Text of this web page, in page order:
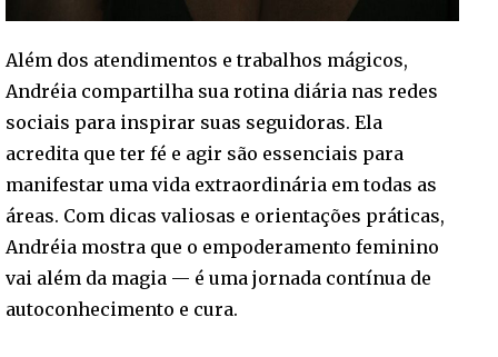
Além dos atendimentos e trabalhos mágicos,
Andréia compartilha sua rotina diária nas redes
sociais para inspirar suas seguidoras. Ela
acredita que ter fé e agir são essenciais para
manifestar uma vida extraordinária em todas as
áreas. Com dicas valiosas e orientações práticas,
Andréia mostra que o empoderamento feminino
vai além da magia — é uma jornada contínua de
autoconhecimento e cura.